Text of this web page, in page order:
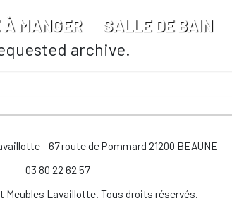
MANGER SALLE DE BAIN
archive.
- 67 route de Pommard 21200 BEAUNE
03 80 22 62 57
Meubles Lavaillotte. Tous droits réservés.